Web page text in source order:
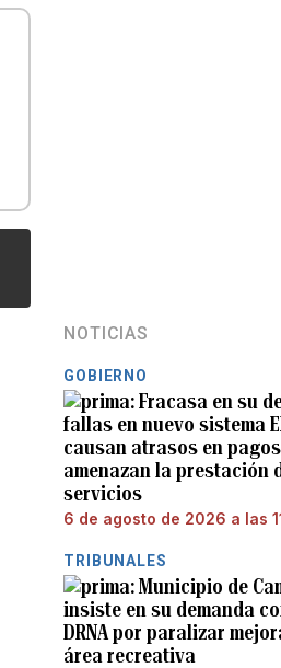
NOTICIAS
GOBIERNO
Fracasa en su
fallas en nuevo sistema
causan atrasos en
amenazan la prestación
servicios
6 de agosto de 2026 a las
TRIBUNALES
Municipio de
insiste en su demanda
DRNA por paralizar
área recreativa